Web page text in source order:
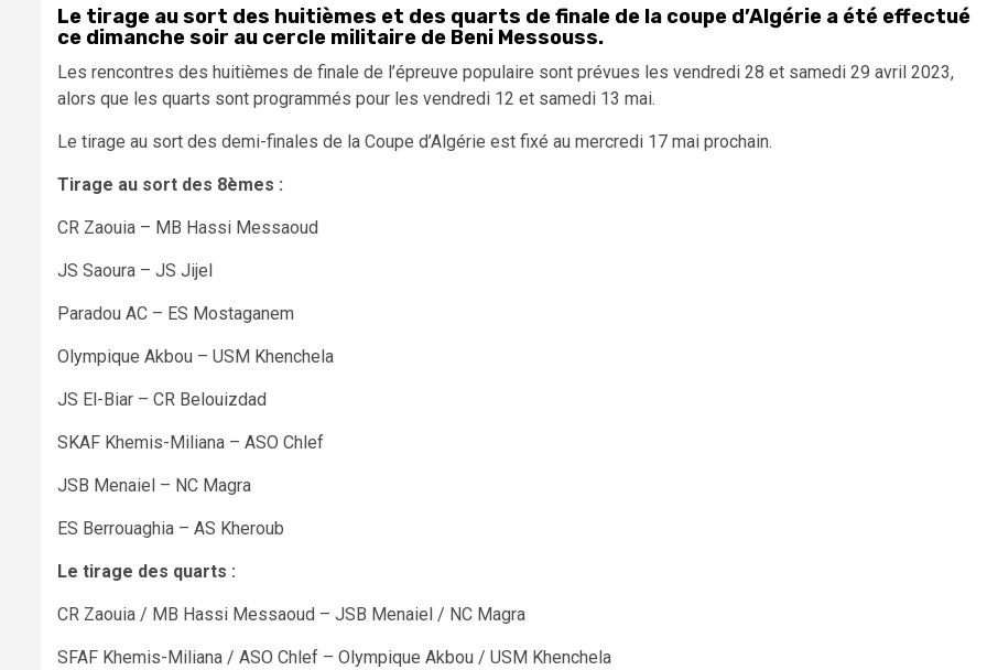
Le tirage au sort des huitièmes et des quarts de finale de la coupe d’Algérie a été effectué
ce dimanche soir au cercle militaire de Beni Messouss.
Les rencontres des huitièmes de finale de l’épreuve populaire sont prévues les vendredi 28 et samedi 29 avril 2023,
alors que les quarts sont programmés pour les vendredi 12 et samedi 13 mai.
Le tirage au sort des demi-finales de la Coupe d’Algérie est fixé au mercredi 17 mai prochain.
Tirage au sort des 8èmes :
CR Zaouia – MB Hassi Messaoud
JS Saoura – JS Jijel
Paradou AC – ES Mostaganem
Olympique Akbou – USM Khenchela
JS El-Biar – CR Belouizdad
SKAF Khemis-Miliana – ASO Chlef
JSB Menaiel – NC Magra
ES Berrouaghia – AS Kheroub
Le tirage des quarts :
CR Zaouia / MB Hassi Messaoud – JSB Menaiel / NC Magra
SFAF Khemis-Miliana / ASO Chlef – Olympique Akbou / USM Khenchela